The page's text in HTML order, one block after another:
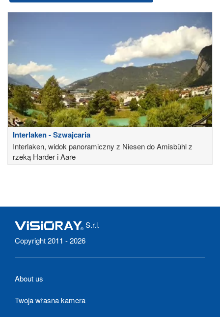
Interlaken - Szwajcaria
Interlaken, widok panoramiczny z Niesen do Amisbühl z
rzeką Harder i Aare
S.r.l.
Copyright 2011 - 2026
About us
Twoja własna kamera